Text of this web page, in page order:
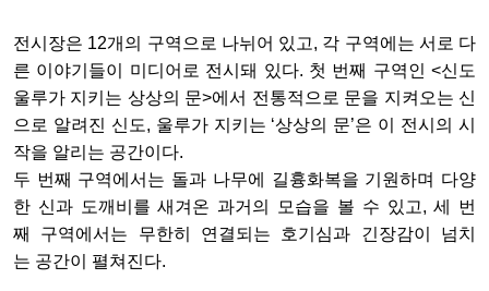
전시장은 12개의 구역으로 나뉘어 있고, 각 구역에는 서로 다
른 이야기들이 미디어로 전시돼 있다. 첫 번째 구역인 <신도
울루가 지키는 상상의 문>에서 전통적으로 문을 지켜오는 신
으로 알려진 신도, 울루가 지키는 ‘상상의 문’은 이 전시의 시
작을 알리는 공간이다.
두 번째 구역에서는 돌과 나무에 길흉화복을 기원하며 다양
한 신과 도깨비를 새겨온 과거의 모습을 볼 수 있고, 세
번
째
구역에서는 무한히 연결되는 호기심과 긴장감이
넘치
는 공간이 펼쳐진다.